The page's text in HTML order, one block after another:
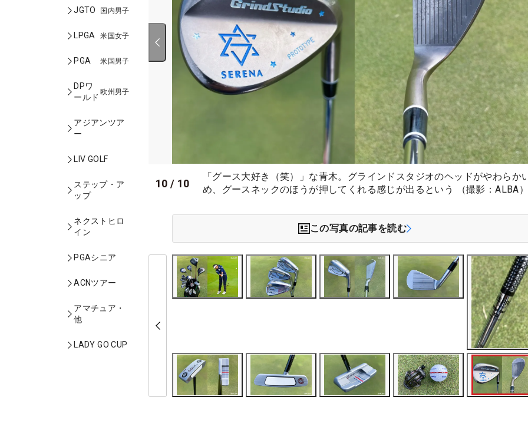
JGTO 国内男子
LPGA 米国女子
PGA 米国男子
DPワ
ールド
欧州男子
アジアンツア
ー
LIV GOLF
ステップ・ア
ップ
ネクストヒロ
イン
PGAシニア
ACNツアー
アマチュア・
他
LADY GO CUP
10 / 10
「グース大好き（笑）」な青木。グラインドスタジオのヘッドがやわらか
め、グースネックのほうが押してくれる感じが出るという （撮影：ALBA
この写真の記事を読む